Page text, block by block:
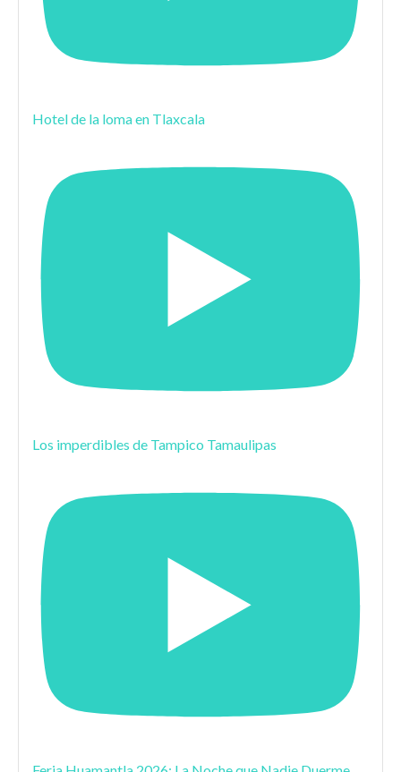
Hotel de la loma en Tlaxcala
Los imperdibles de Tampico Tamaulipas